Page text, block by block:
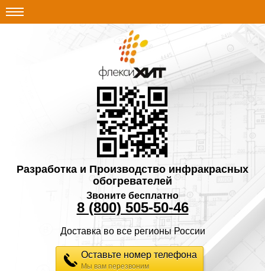
Разработка и Производство инфракрасных
обогревателей
Звоните бесплатно
8 (800) 505-50-46
Доставка во все регионы России
Оставьте номер телефона
Мы вам перезвоним